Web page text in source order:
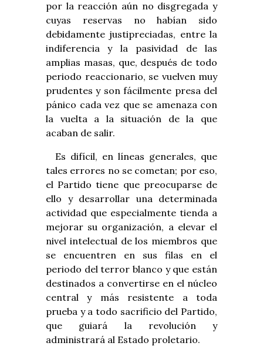
por la reacción aún no disgregada y
cuyas reservas no habían sido
debidamente justipreciadas, entre la
indiferencia y la pasividad de las
amplias masas, que, después de todo
periodo reaccionario, se vuelven muy
prudentes y son fácilmente presa del
pánico cada vez que se amenaza con
la vuelta a la situación de la que
acaban de salir.
Es difícil, en líneas generales, que
tales errores no se cometan; por eso,
el Partido tiene que preocuparse de
ello y desarrollar una determinada
actividad que especialmente tienda a
mejorar su organización, a elevar el
nivel intelectual de los miembros que
se encuentren en sus filas en el
periodo del terror blanco y que están
destinados a convertirse en el núcleo
central y más resistente a toda
prueba y a todo sacrificio del Partido,
que guiará la revolución y
administrará al Estado proletario.